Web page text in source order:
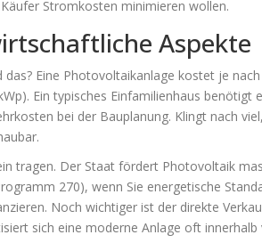
Stromkosten minimieren wollen.
Aspekte
Eine Photovoltaikanlage kostet je
Ein typisches Einfamilienhaus benötigt
bei der Bauplanung. Klingt nach
tragen. Der Staat fördert Photovoltaik
270), wenn Sie energetische
Noch wichtiger ist der direkte
sich eine moderne Anlage oft innerhalb